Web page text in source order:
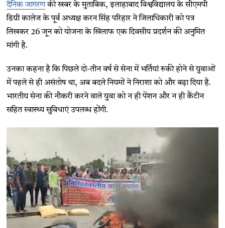
दैनिक जागरणकी खबर के मुताबिक, इलाहाबाद विश्वविद्यालय के सीएमपी
डिग्री कालेज के पूर्व अध्यक्ष करन सिंह परिहार ने जिलाधिकारी को पत्र
लिखकर 26 जून को योजना के खिलाफ एक दिवसीय प्रदर्शन की अनुमित
मांगी है.
उनका कहना है कि पिछले दो-तीन वर्ष से सेना में भर्तियां रुकी होने से युवाओं
में पहले से ही असंतोष था, अब बदले नियमों ने निराशा को और बढ़ा दिया है.
भारतीय सेना की नौकरी करने वाले युवा को न ही पेंशन और न ही कैंटीन
सहित स्वास्थ्य सुविधाएं उपलब्ध होंगी.